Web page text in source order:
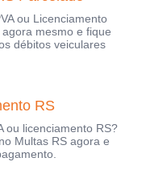
ou Licenciamento
mesmo e fique
débitos veiculares
RS
ou licenciamento RS?
Multas RS agora e